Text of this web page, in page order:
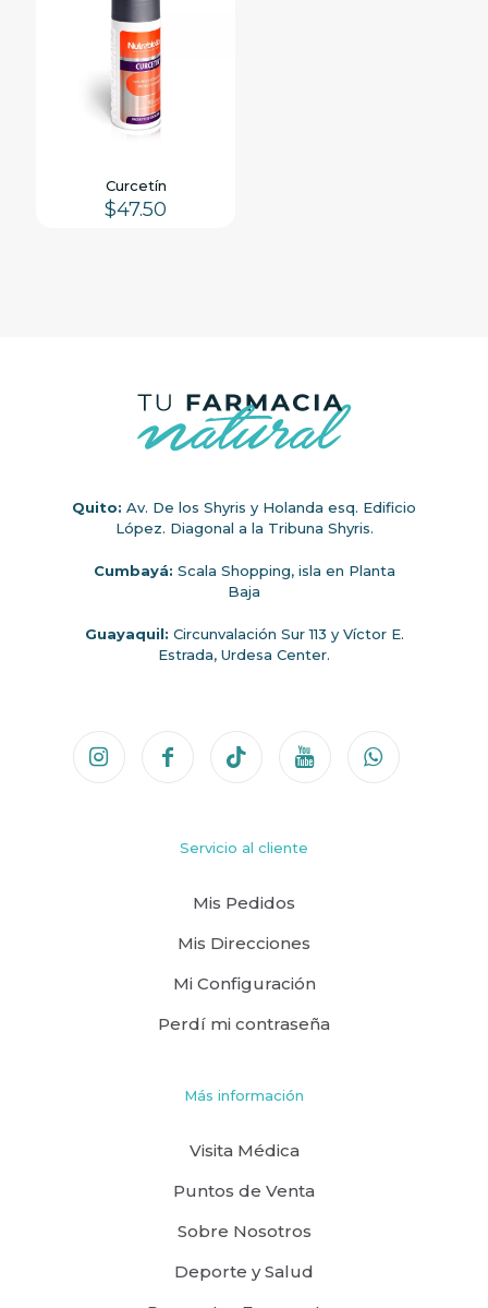
Curcetín
$47.50
Quito: Av. De los Shyris y Holanda esq. Edificio
López. Diagonal a la Tribuna Shyris.
Cumbayá: Scala Shopping, isla en Planta
Baja
Guayaquil: Circunvalación Sur 113 y Víctor E.
Estrada, Urdesa Center.
Servicio al cliente
Mis Pedidos
Mis Direcciones
Mi Configuración
Perdí mi contraseña
Más información
Visita Médica
Puntos de Venta
Sobre Nosotros
Deporte y Salud